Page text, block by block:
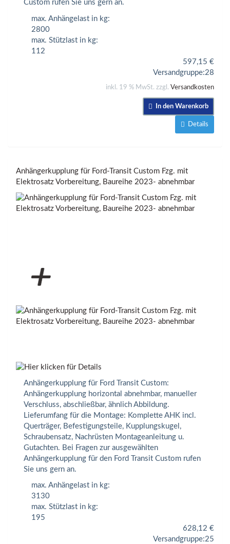
Custom rufen Sie uns gern an.
max. Anhängelast in kg:
2800
max. Stützlast in kg:
112
597,15 €
Versandgruppe:28
inkl. 19 % MwSt. zzgl. Versandkosten
In den Warenkorb
Details
Anhängerkupplung für Ford-Transit Custom Fzg. mit
Elektrosatz Vorbereitung, Baureihe 2023- abnehmbar
Anhängerkupplung für Ford Transit Custom:
Anhängerkupplung horizontal abnehmbar, manueller
Verschluss, abschließbar, ähnlich Abbildung.
Lieferumfang für die Montage: Komplette AHK incl.
Querträger, Befestigungsteile, Kupplungskugel,
Schraubensatz, Nachrüsten Montageanleitung u.
Gutachten. Bei Fragen zur ausgewählten
Anhängerkupplung für den Ford Transit Custom rufen
Sie uns gern an.
max. Anhängelast in kg:
3130
max. Stützlast in kg:
195
628,12 €
Versandgruppe:25